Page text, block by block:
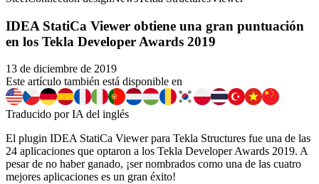
IDEA StatiCa Viewer obtiene una gran puntuación
en los Tekla Developer Awards 2019
13 de diciembre de 2019
Este artículo también está disponible en
Traducido por IA del inglés
El plugin IDEA StatiCa Viewer para Tekla Structures fue una de las
24 aplicaciones que optaron a los Tekla Developer Awards 2019. A
pesar de no haber ganado, ¡ser nombrados como una de las cuatro
mejores aplicaciones es un gran éxito!